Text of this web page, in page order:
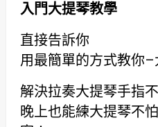
入門大提琴教學
直接告訴你
用最簡單的方式教你–
解決拉奏大提琴手指
晚上也能練大提琴不